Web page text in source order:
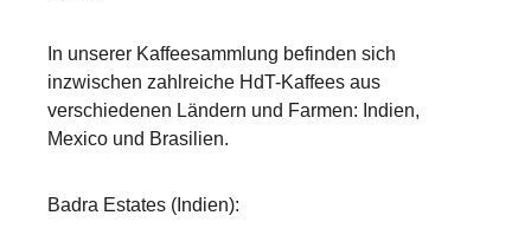
In unserer Kaffeesammlung befinden sich
inzwischen zahlreiche HdT-Kaffees aus
verschiedenen Ländern und Farmen: Indien,
Mexico und Brasilien.
Badra Estates (Indien):